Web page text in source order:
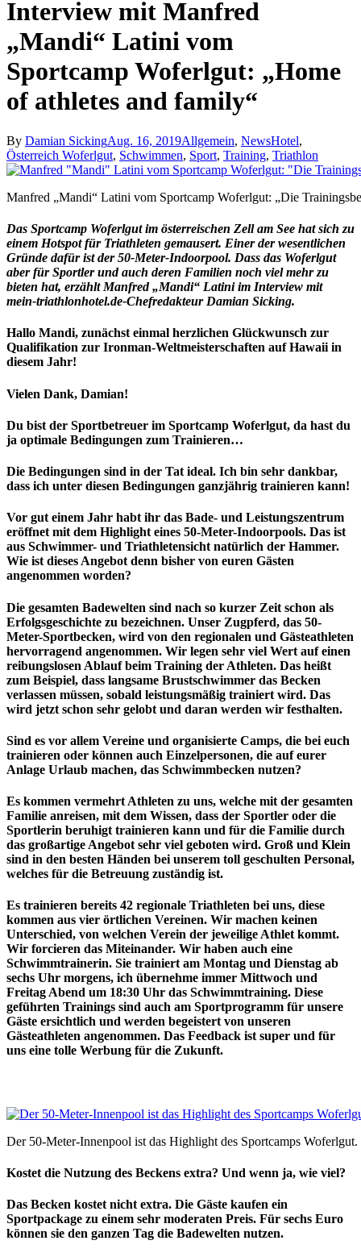
Interview mit Manfred
„Mandi“ Latini vom
Sportcamp Woferlgut: „Home
of athletes and family“
By Damian SickingAug. 16, 2019Allgemein, NewsHotel,
Österreich Woferlgut, Schwimmen, Sport, Training, Triathlon
Manfred „Mandi“ Latini vom Sportcamp Woferlgut: „Die
Das Sportcamp Woferlgut im österreischen Zell am See hat sich zu
einem Hotspot für Triathleten gemausert. Einer der wesentlichen
Gründe dafür ist der 50-Meter-Indoorpool. Dass das Woferlgut
aber für Sportler und auch deren Familien noch viel mehr zu
bieten hat, erzählt Manfred „Mandi“ Latini im Interview mit
mein-triathlonhotel.de-Chefredakteur Damian Sicking.
Hallo Mandi, zunächst einmal herzlichen Glückwunsch zur
Qualifikation zur Ironman-Weltmeisterschaften auf Hawaii in
diesem Jahr!
Vielen Dank, Damian!
Du bist der Sportbetreuer im Sportcamp Woferlgut, da hast du
ja optimale Bedingungen zum Trainieren…
Die Bedingungen sind in der Tat ideal. Ich bin sehr dankbar,
dass ich unter diesen Bedingungen ganzjährig trainieren kann!
Vor gut einem Jahr habt ihr das Bade- und Leistungszentrum
eröffnet mit dem Highlight eines 50-Meter-Indoorpools. Das ist
aus Schwimmer- und Triathletensicht natürlich der Hammer.
Wie ist dieses Angebot denn bisher von euren Gästen
angenommen worden?
Die gesamten Badewelten sind nach so kurzer Zeit schon als
Erfolgsgeschichte zu bezeichnen. Unser Zugpferd, das 50-
Meter-Sportbecken, wird von den regionalen und Gästeathleten
hervorragend angenommen. Wir legen sehr viel Wert auf einen
reibungslosen Ablauf beim Training der Athleten. Das heißt
zum Beispiel, dass langsame Brustschwimmer das Becken
verlassen müssen, sobald leistungsmäßig trainiert wird. Das
wird jetzt schon sehr gelobt und daran werden wir festhalten.
Sind es vor allem Vereine und organisierte Camps, die bei euch
trainieren oder können auch Einzelpersonen, die auf eurer
Anlage Urlaub machen, das Schwimmbecken nutzen?
Es kommen vermehrt Athleten zu uns, welche mit der gesamten
Familie anreisen, mit dem Wissen, dass der Sportler oder die
Sportlerin beruhigt trainieren kann und für die Familie durch
das großartige Angebot sehr viel geboten wird. Groß und Klein
sind in den besten Händen bei unserem toll geschulten Personal,
welches für die Betreuung zuständig ist.
Es trainieren bereits 42 regionale Triathleten bei uns, diese
kommen aus vier örtlichen Vereinen. Wir machen keinen
Unterschied, von welchen Verein der jeweilige Athlet kommt.
Wir forcieren das Miteinander. Wir haben auch eine
Schwimmtrainerin. Sie trainiert am Montag und Dienstag ab
sechs Uhr morgens, ich übernehme immer Mittwoch und
Freitag Abend um 18:30 Uhr das Schwimmtraining. Diese
geführten Trainings sind auch am Sportprogramm für unsere
Gäste ersichtlich und werden begeistert von unseren
Gästeathleten angenommen. Das Feedback ist super und für
uns eine tolle Werbung für die Zukunft.
Der 50-Meter-Innenpool ist das Highlight des Sportcamps
Kostet die Nutzung des Beckens extra? Und wenn ja, wie viel?
Das Becken kostet nicht extra. Die Gäste kaufen ein
Sportpackage zu einem sehr moderaten Preis. Für sechs Euro
können sie den ganzen Tag die Badewelten nutzen.